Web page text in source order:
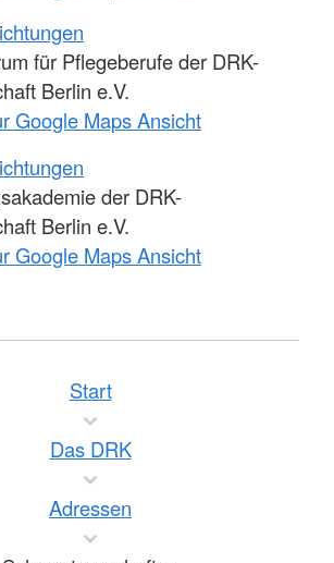
für Pflegeberufe der DRK-
Berlin e.V.
Google Maps Ansicht
der DRK-
Berlin e.V.
Google Maps Ansicht
Start
Das DRK
Adressen